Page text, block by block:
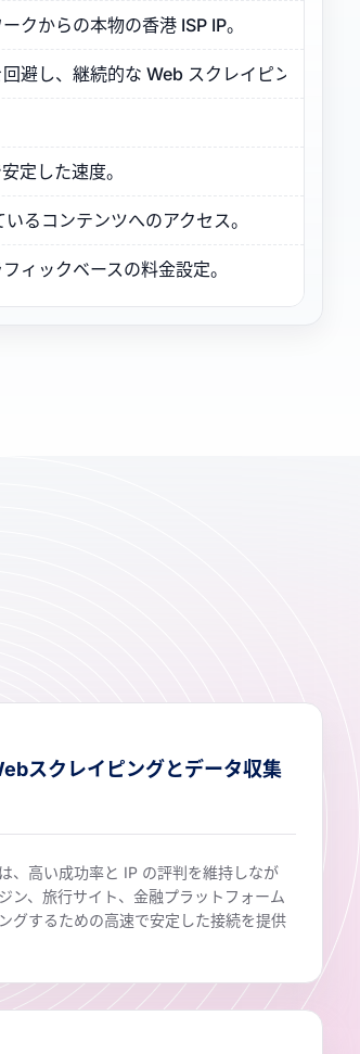
クからの本物の香港 ISP IP。
避し、継続的な Web スクレイピングをサ
定した速度。
るコンテンツへのアクセス。
ィックベースの料金設定。
スクレイピングとデータ収集
、高い成功率と IP の評判を維持しなが
ン、旅行サイト、金融プラットフォーム
グするための高速で安定した接続を提供